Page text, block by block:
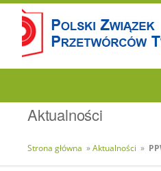
Aktualności
Strona główna »Aktualności »